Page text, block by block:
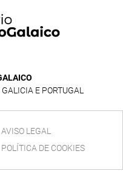
E PORTUGAL
AVISO LEGAL
POLÍTICA DE COOKIES